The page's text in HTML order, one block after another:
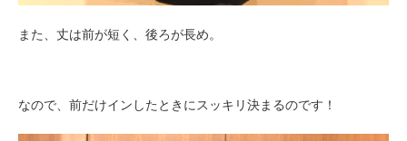
また、丈は前が短く、後ろが長め。
なので、前だけインしたときにスッキリ決まるのです！